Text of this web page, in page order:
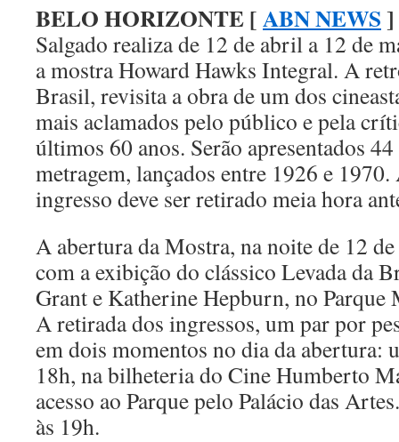
BELO HORIZONTE [ABN NEWS]
Salgado realiza de 12 de abril a 12 de
a mostra Howard Hawks Integral. A
Brasil, revisita a obra de um dos
mais aclamados pelo público e pela
últimos 60 anos. Serão apresentados
metragem, lançados entre 1926 e
ingresso deve ser retirado meia hora
A abertura da Mostra, na noite de 12
com a exibição do clássico Levada da
Grant e Katherine Hepburn, no
A retirada dos ingressos, um par por
em dois momentos no dia da abertura:
18h, na bilheteria do Cine Humberto
acesso ao Parque pelo Palácio das
às 19h.